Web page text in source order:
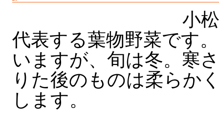
小松
代表する葉物野菜です
いますが、旬は冬。寒
りた後のものは柔らか
します。